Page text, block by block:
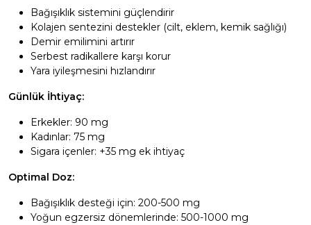
Bağışıklık sistemini güçlendirir
Kolajen sentezini destekler (cilt, eklem, kemik sağlığı)
Demir emilimini artırır
Serbest radikallere karşı korur
Yara iyileşmesini hızlandırır
Günlük İhtiyaç:
Erkekler: 90 mg
Kadınlar: 75 mg
Sigara içenler: +35 mg ek ihtiyaç
Optimal Doz:
Bağışıklık desteği için: 200-500 mg
Yoğun egzersiz dönemlerinde: 500-1000 mg